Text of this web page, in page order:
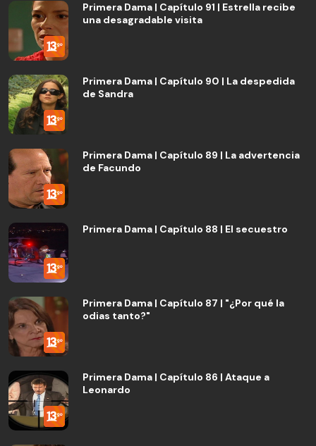
Primera Dama | Capítulo 91 | Estrella recibe
una desagradable visita
Primera Dama | Capítulo 90 | La despedida
de Sandra
Primera Dama | Capítulo 89 | La advertencia
de Facundo
Primera Dama | Capítulo 88 | El secuestro
Primera Dama | Capítulo 87 | "¿Por qué la
odias tanto?"
Primera Dama | Capítulo 86 | Ataque a
Leonardo